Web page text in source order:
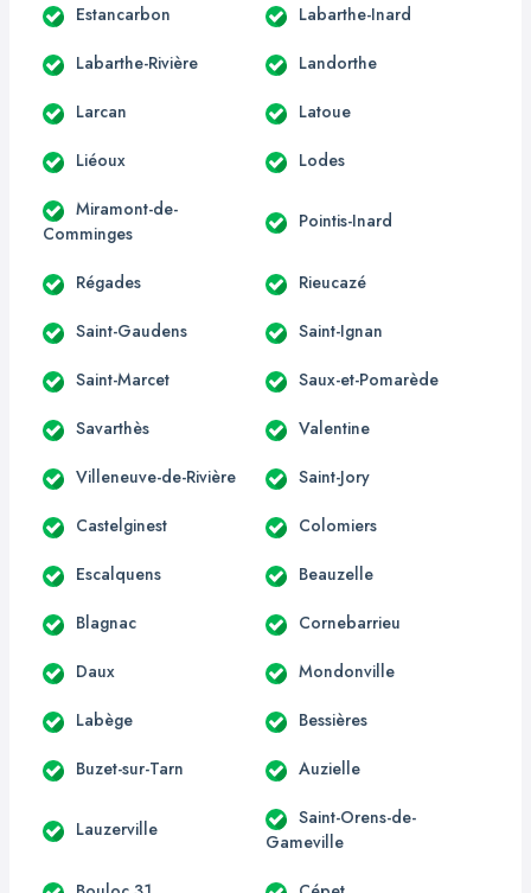
Estancarbon Labarthe-Inard
Labarthe-Rivière Landorthe
Larcan Latoue
Liéoux Lodes
Miramont-de-
Comminges
Pointis-Inard
Régades Rieucazé
Saint-Gaudens Saint-Ignan
Saint-Marcet Saux-et-Pomarède
Savarthès Valentine
Villeneuve-de-Rivière Saint-Jory
Castelginest Colomiers
Escalquens Beauzelle
Blagnac Cornebarrieu
Daux Mondonville
Labège Bessières
Buzet-sur-Tarn Auzielle
Lauzerville
Saint-Orens-de-
Gameville